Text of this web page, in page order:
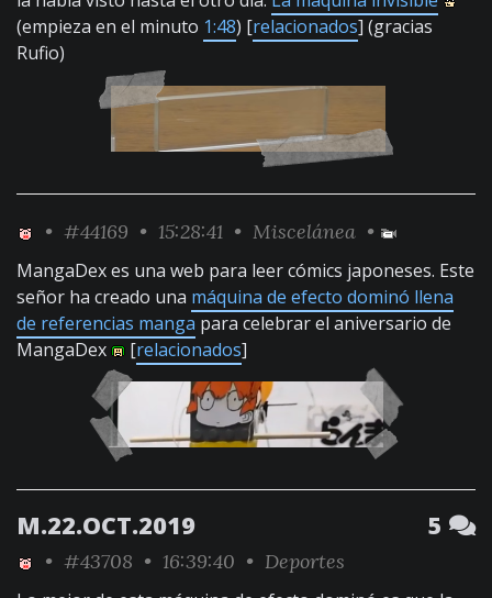
(empieza en el minuto 1:48) [relacionados] (gracias
Rufio)
• #44169 • 15:28:41 • Miscelánea •
MangaDex es una web para leer cómics japoneses. Este
señor ha creado una máquina de efecto dominó llena
de referencias manga para celebrar el aniversario de
MangaDex
[relacionados]
M.22.OCT.2019 5
• #43708 • 16:39:40 • Deportes